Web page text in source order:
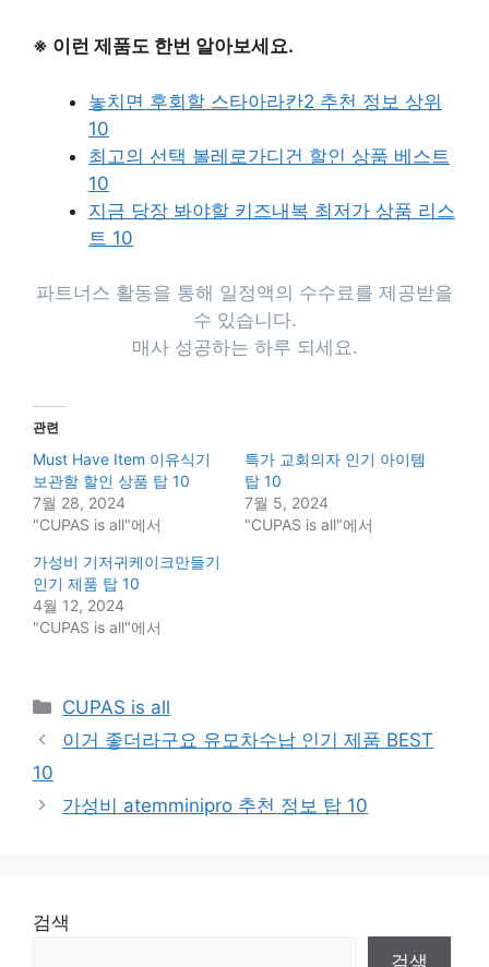
※ 이런 제품도 한번 알아보세요.
놓치면 후회할 스타아라칸2 추천 정보 상위
10
최고의 선택 볼레로가디건 할인 상품 베스트
10
지금 당장 봐야할 키즈내복 최저가 상품 리스
트 10
파트너스 활동을 통해 일정액의 수수료를 제공받을
수 있습니다.
매사 성공하는 하루 되세요.
관련
Must Have Item 이유식기
보관함 할인 상품 탑 10
7월 28, 2024
"CUPAS is all"에서
특가 교회의자 인기 아이템
탑 10
7월 5, 2024
"CUPAS is all"에서
가성비 기저귀케이크만들기
인기 제품 탑 10
4월 12, 2024
"CUPAS is all"에서
Categories
CUPAS is all
이거 좋더라구요 유모차수납 인기 제품 BEST
10
가성비 atemminipro 추천 정보 탑 10
검색
검색